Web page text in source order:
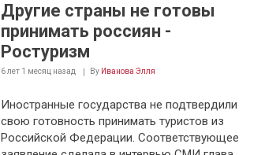
Другие страны не готовы
принимать россиян -
Ростуризм
6 лет 1 месяц назад By Иванова Элля
Иностранные государства не подтвердили
свою готовность принимать туристов из
Российской Федерации. Соответствующее